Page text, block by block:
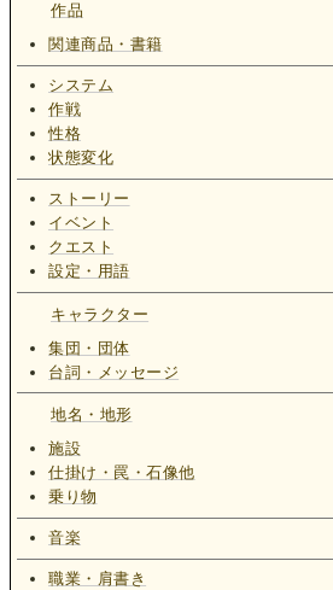
作品
関連商品・書籍
システム
作戦
性格
状態変化
ストーリー
イベント
クエスト
設定・用語
キャラクター
集団・団体
台詞・メッセージ
地名・地形
施設
仕掛け・罠・石像他
乗り物
音楽
職業・肩書き